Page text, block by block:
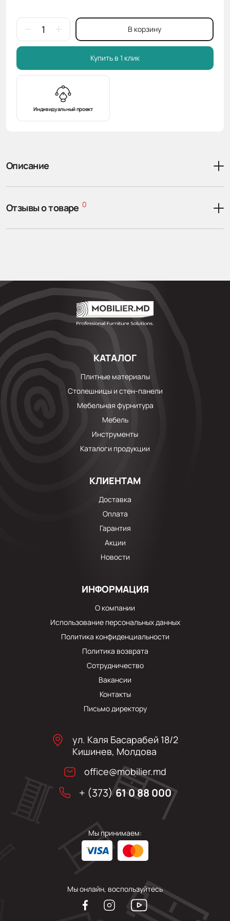
Индивидуальный проект
В корзину
Купить в 1 клик
Описание
Отзывы о товаре 0
КАТАЛОГ
Плитные материалы
Столешницы и стен-панели
Мебельная фурнитура
Мебель
Инструменты
Каталоги продукции
КЛИЕНТАМ
Доставка
Оплата
Гарантия
Акции
Новости
ИНФОРМАЦИЯ
О компании
Использование персональных данных
Политика конфиденциальности
Политика возврата
Сотрудничество
Вакансии
Контакты
Письмо директору
ул. Каля Басарабей 18/2
Кишинев, Молдова
office@mobilier.md
+ (373)61 0 88 000
Мы принимаем:
Мы онлайн, воспользуйтесь